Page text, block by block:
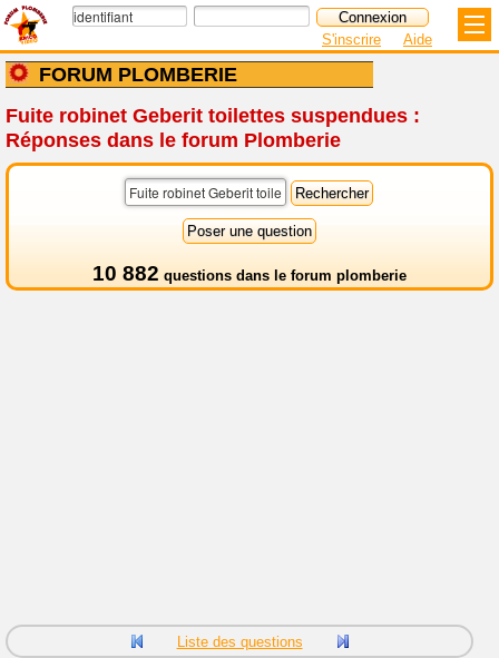
FORUM PLOMBERIE
S'inscrire Aide
Fuite robinet Geberit toilettes suspendues :
Réponses dans le forum Plomberie
10 882 questions dans le forum plomberie
Liste des questions